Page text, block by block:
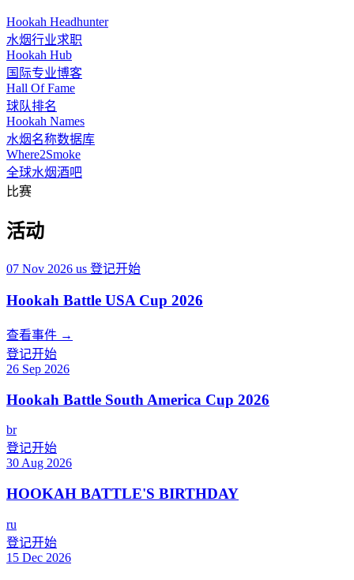
Hookah Headhunter
水烟行业求职
Hookah Hub
国际专业博客
Hall Of Fame
球队排名
Hookah Names
水烟名称数据库
Where2Smoke
全球水烟酒吧
比赛
活动
07 Nov 2026 us 登记开始
Hookah Battle USA Cup 2026
查看事件 →
登记开始
26 Sep 2026
Hookah Battle South America Cup 2026
br
登记开始
30 Aug 2026
HOOKAH BATTLE'S BIRTHDAY
ru
登记开始
15 Dec 2026